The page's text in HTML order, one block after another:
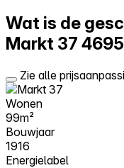
Wat is de
Markt 37
Zie alle
Wonen
99m²
Bouwjaar
1916
Energielabel